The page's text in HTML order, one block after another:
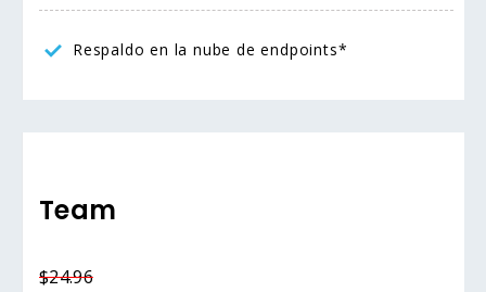
Respaldo en la nube de endpoints*
Team
$24.96